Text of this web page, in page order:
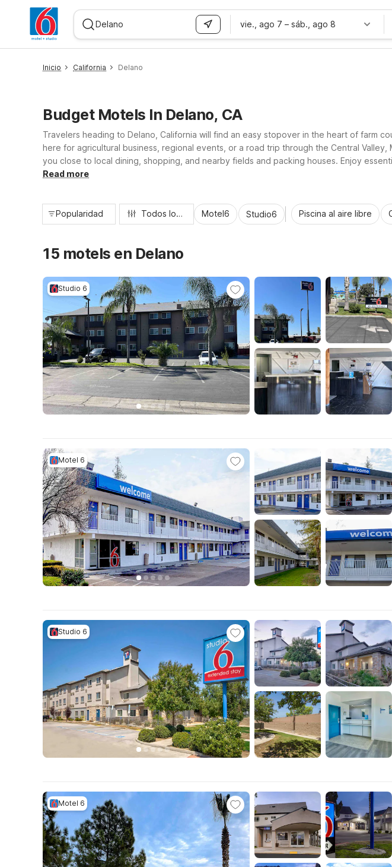
vie., ago 7 – sáb., ago 8
Inicio California Delano
Budget Motels In Delano, CA
Travelers heading to Delano, California will find an easy stopover in the heart of farm
here for agricultural business, regional events, or a road trip through the Central
you close to local dining, shopping, and nearby fields and packing houses. Enjoy
laundry, and pet-friendly rooms, all designed to deliver value and convenience.
Read more
Popularidad Todos los filtros Motel6 Studio6 Piscina al aire libre
15 motels en Delano
Studio 6
Motel 6
Studio 6
Motel 6